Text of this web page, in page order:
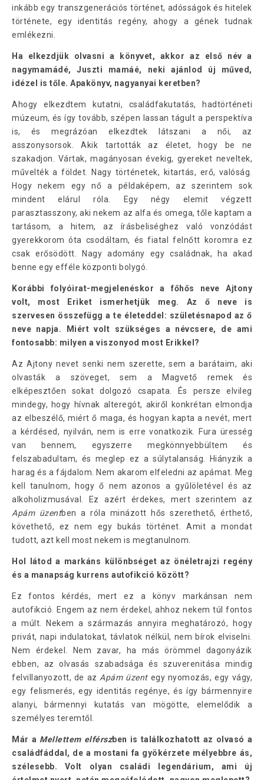
inkább egy transzgenerációs történet, adósságok és hitelek
története, egy identitás regény, ahogy a gének tudnak
emlékezni.
Ha elkezdjük olvasni a könyvet, akkor az első név a
nagymamádé, Juszti mamáé, neki ajánlod új műved,
idézel is tőle. Apakönyv, nagyanyai keretben?
Ahogy elkezdtem kutatni, családfakutatás, hadtörténeti
múzeum, és így tovább, szépen lassan tágult a perspektíva
is, és megrázóan elkezdtek látszani a női, az
asszonysorsok. Akik tartották az életet, hogy be ne
szakadjon. Vártak, magányosan évekig, gyereket neveltek,
művelték a földet. Nagy történetek, kitartás, erő, valóság.
Hogy nekem egy nő a példaképem, az szerintem sok
mindent elárul róla. Egy négy elemit végzett
parasztasszony, aki nekem az alfa és omega, tőle kaptam a
tartásom, a hitem, az írásbeliséghez való vonzódást
gyerekkorom óta csodáltam, és fiatal felnőtt koromra ez
csak erősödött. Nagy adomány egy családnak, ha akad
benne egy efféle központi bolygó.
Korábbi folyóirat-megjelenéskor a főhős neve Ajtony
volt, most Eriket ismerhetjük meg. Az ő neve is
szervesen összefügg a te életeddel: születésnapod az ő
neve napja. Miért volt szükséges a névcsere, de ami
fontosabb: milyen a viszonyod most Erikkel?
Az Ajtony nevet senki nem szerette, sem a barátaim, aki
olvasták a szöveget, sem a Magvető remek és
elképesztően sokat dolgozó csapata. És persze elvileg
mindegy, hogy hívnak alteregót, akiről konkrétan elmondja
az elbeszélő, miért ő maga, és hogyan kapta a nevét, mert
a kérdésed, nyilván, nem is erre vonatkozik. Fura üresség
van bennem, egyszerre megkönnyebbültem és
felszabadultam, és meglep ez a súlytalanság. Hiányzik a
harag és a fájdalom. Nem akarom elfeledni az apámat. Meg
kell tanulnom, hogy ő nem azonos a gyűlöletével és az
alkoholizmusával. Ez azért érdekes, mert szerintem az
Apám üzentben a róla minázott hős szerethető, érthető,
követhető, ez nem egy bukás történet. Amit a mondat
tudott, azt kell most nekem is megtanulnom.
Hol látod a markáns különbséget az önéletrajzi regény
és a manapság kurrens autofikció között?
Ez fontos kérdés, mert ez a könyv markánsan nem
autofikció. Engem az nem érdekel, ahhoz nekem túl fontos
a múlt. Nekem a származás annyira meghatározó, hogy
privát, napi indulatokat, távlatok nélkül, nem bírok elviselni.
Nem érdekel. Nem zavar, ha más örömmel dagonyázik
ebben, az olvasás szabadsága és szuverenitása mindig
felvillanyozott, de azApám üzentegy nyomozás, egy vágy,
egy felismerés, egy identitás regénye, és így bármennyire
alanyi, bármennyi kutatás van mögötte, elemelődik a
személyes teremtől.
Már a Mellettem elférszben is találkozhatott az olvasó a
családfáddal, de a mostani fa gyökérzete mélyebbre ás,
szélesebb. Volt olyan családi legendárium, ami új